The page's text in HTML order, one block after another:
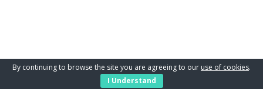
By continuing to browse the site you are agreeing to our use of cookies.
I Understand